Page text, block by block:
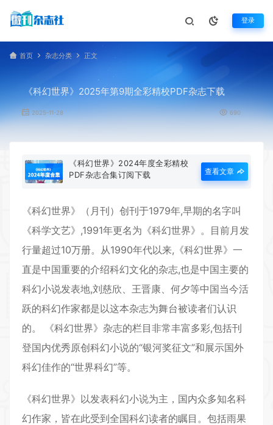
登录
首页 杂志分类 正文
《科幻世界》2025年第9期全彩精校PDF杂志下载
2025-11-28 690
《科幻世界》2024年度全彩精校
PDF杂志合集订阅下载
查看文章
《科幻世界》（月刊）创刊于1979年,早期的名字叫
《科学文艺》,1991年更名为《科幻世界》。目前月发
行量超过10万册。从1990年代以来,《科幻世界》一
直是中国重要的介绍科幻文化的杂志,也是中国主要的
科幻小说发表地,刘慈欣、王晋康、何夕等中国当今活
跃的科幻作家都是以这本杂志为舞台被读者们认识
的。 《科幻世界》杂志的栏目非常丰富多彩,包括刊
登国内优秀原创科幻小说的“银河奖征文”和展示国外
科幻佳作的“世界科幻”等。
《科幻世界》以发表科幻小说为主，国内众多知名科
幻作家，皆在此受到全国科幻读者的瞩目。包括雨果